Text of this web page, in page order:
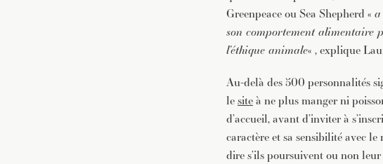
Greenpeace ou Sea Shepherd «
son comportement alimentaire
l’éthique animale« , explique
Au-delà des 500 personnalités
lesiteà ne plus manger ni
d’accueil, avant d’inviter à
caractère et sa sensibilité avec
dire s’ils poursuivent ou non